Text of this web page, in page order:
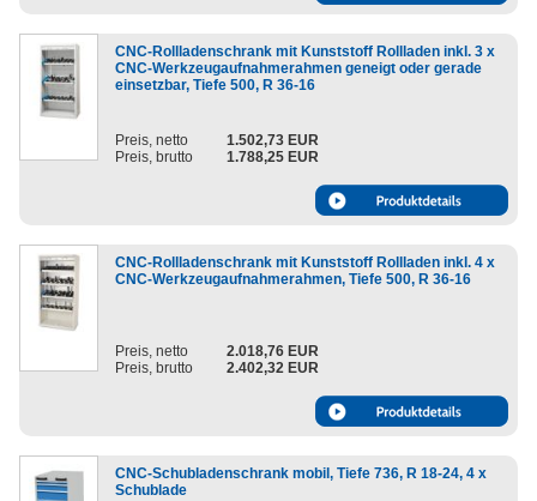
CNC-Rollladenschrank mit Kunststoff Rollladen inkl. 3 x
CNC-Werkzeugaufnahmerahmen geneigt oder gerade
einsetzbar, Tiefe 500, R 36-16
Preis, netto
1.502,73 EUR
Preis, brutto
1.788,25 EUR
CNC-Rollladenschrank mit Kunststoff Rollladen inkl. 4 x
CNC-Werkzeugaufnahmerahmen, Tiefe 500, R 36-16
Preis, netto
2.018,76 EUR
Preis, brutto
2.402,32 EUR
CNC-Schubladenschrank mobil, Tiefe 736, R 18-24, 4 x
Schublade